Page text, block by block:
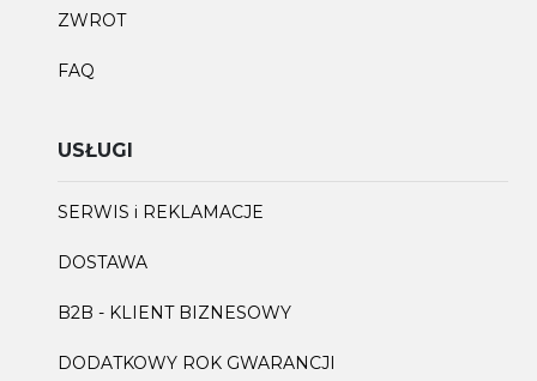
ZWROT
FAQ
USŁUGI
SERWIS i REKLAMACJE
DOSTAWA
B2B - KLIENT BIZNESOWY
DODATKOWY ROK GWARANCJI